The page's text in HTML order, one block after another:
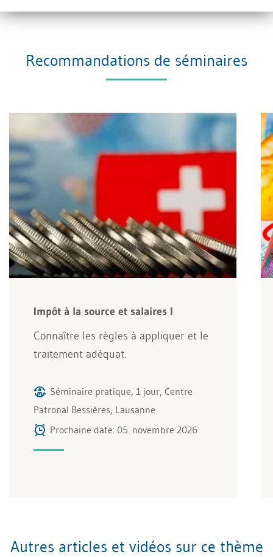
Recommandations de séminaires
Impôt à la source et salaires I
Connaître les règles à appliquer et le
traitement adéquat.
Séminaire pratique, 1 jour, Centre
Patronal Bessières, Lausanne
Prochaine date: 05. novembre 2026
Autres articles et vidéos sur ce thème